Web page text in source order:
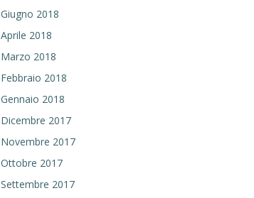
Giugno 2018
Aprile 2018
Marzo 2018
Febbraio 2018
Gennaio 2018
Dicembre 2017
Novembre 2017
Ottobre 2017
Settembre 2017